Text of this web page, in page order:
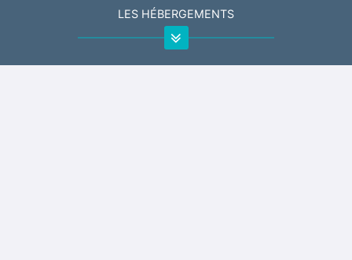
LES HÉBERGEMENTS